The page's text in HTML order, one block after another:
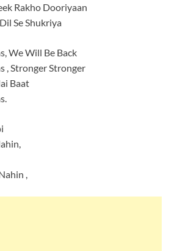
Rakho Dooriyaan
Se Shukriya
We Will Be Back
, Stronger Stronger
Baat
,